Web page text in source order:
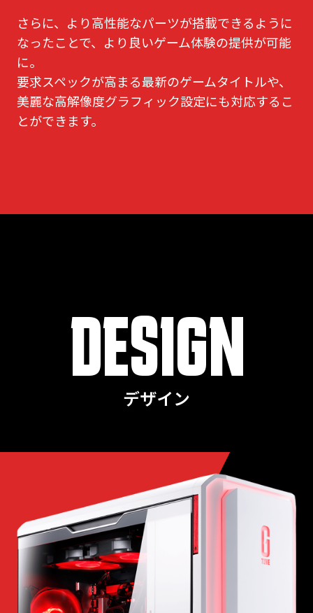
さらに、より高性能なパーツが搭載できるように
なったことで、より良いゲーム体験の提供が可能
に。
要求スペックが高まる最新のゲームタイトルや、
美麗な高解像度グラフィック設定にも対応するこ
とができます。
DESIGN
デザイン